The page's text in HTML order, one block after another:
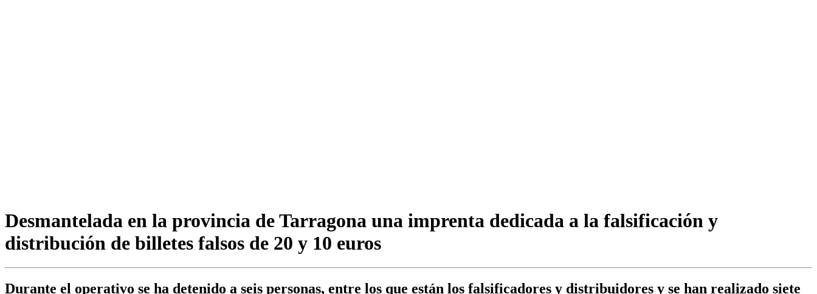
Desmantelada en la provincia de Tarragona una imprenta dedicada a la falsificación y
distribución de billetes falsos de 20 y 10 euros
Durante el operativo se ha detenido a seis personas, entre los que están los falsificadores y distribuidores y se han realizado siete